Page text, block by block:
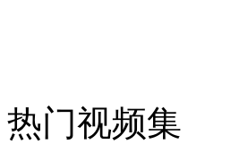
吉林火灾一重患被诊断脑死亡
热门视频集